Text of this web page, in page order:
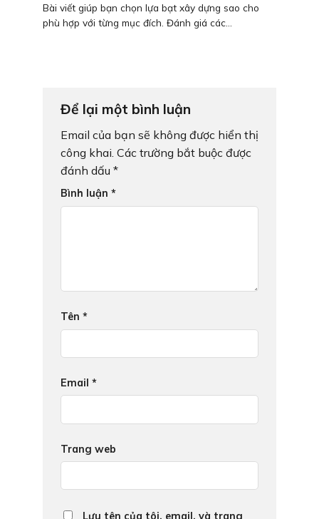
Bài viết giúp bạn chọn lựa bạt xây dựng sao cho
phù hợp với từng mục đích. Đánh giá các...
Để lại một bình luận
Email của bạn sẽ không được hiển thị
công khai. Các trường bắt buộc được
đánh dấu *
Bình luận *
Tên *
Email *
Trang web